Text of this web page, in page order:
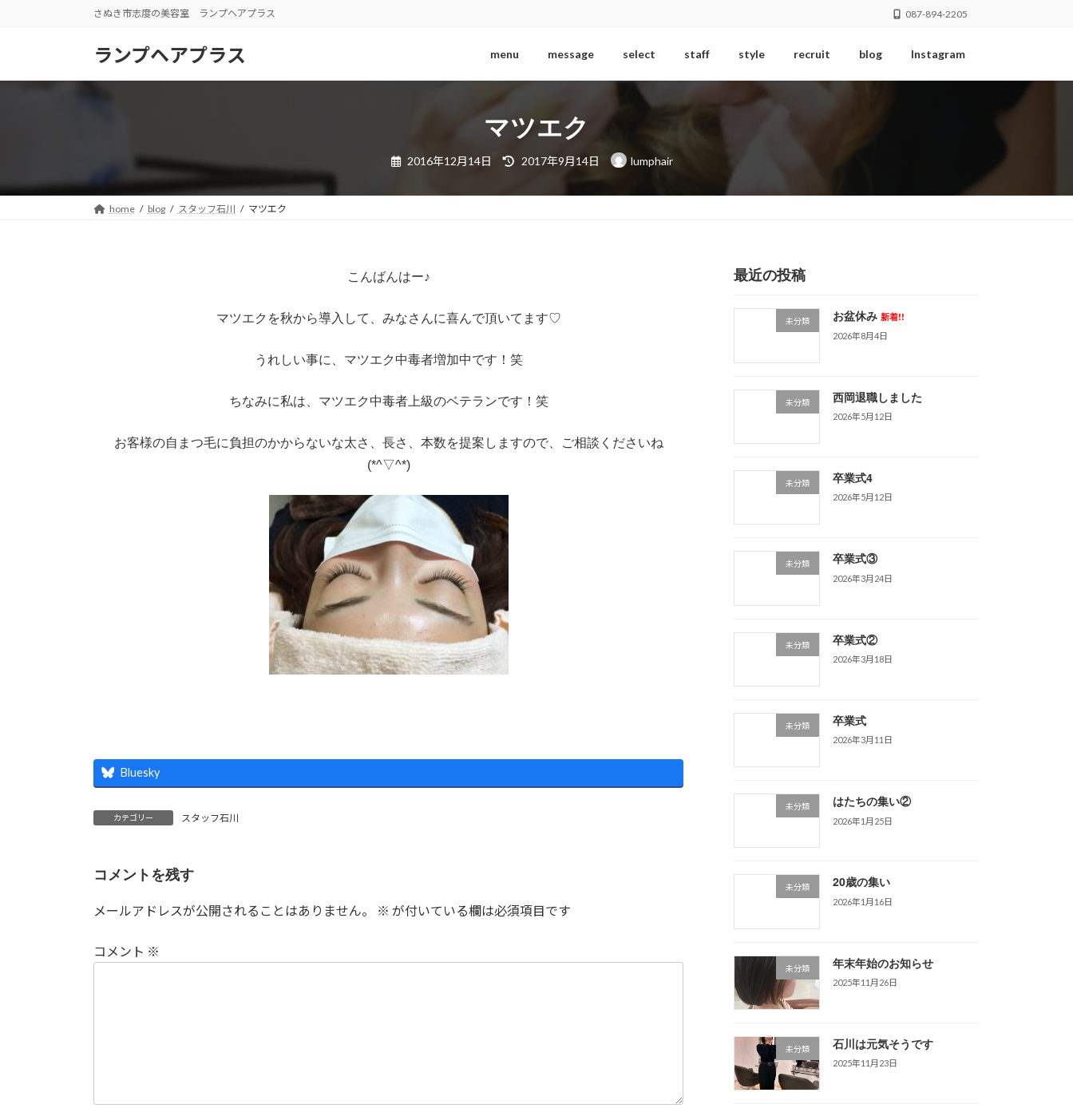
ツ
シ
さぬき市志度の美容室 ランプヘアプラス 087-894-2205
ランプヘアプラス menu message select staff style recruit blog Instagram
マツエク
2016年12月14日
最
終
日
2017年9月14日 lumphair
home blog スタッフ石川 マツエク
こんばんはー♪
マツエクを秋から導入して、みなさんに喜んで頂いてます♡
うれしい事に、マツエク中毒者増加中です！笑
ちなみに私は、マツエク中毒者上級のベテランです！笑
お客様の自まつ毛に負担のかからないな太さ、長さ、本数を提案しますので、ご相談くださいね
(*^▽^*)
Bluesky
カテゴリー スタッフ石川
コメントを残す
メールアドレスが公開されることはありません。 ※ が付いている欄は必須項目です
コメント ※
最近の投稿
未分類 お盆休み 新着!!
2026年8月4日
未分類 西岡退職しました
2026年5月12日
未分類 卒業式4
2026年5月12日
未分類 卒業式③
2026年3月24日
未分類 卒業式②
2026年3月18日
未分類 卒業式
2026年3月11日
未分類 はたちの集い②
2026年1月25日
未分類 20歳の集い
2026年1月16日
未分類 年末年始のお知らせ
2025年11月26日
未分類 石川は元気そうです
2025年11月23日